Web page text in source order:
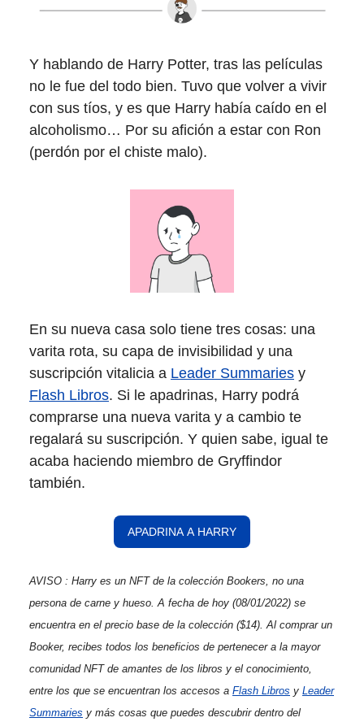
Y hablando de Harry Potter, tras las películas
no le fue del todo bien. Tuvo que volver a vivir
con sus tíos, y es que Harry había caído en el
alcoholismo… Por su afición a estar con Ron
(perdón por el chiste malo).
En su nueva casa solo tiene tres cosas: una
varita rota, su capa de invisibilidad y una
suscripción vitalicia a Leader Summaries y
Flash Libros. Si le apadrinas, Harry podrá
comprarse una nueva varita y a cambio te
regalará su suscripción. Y quien sabe, igual te
acaba haciendo miembro de Gryffindor
también.
APADRINA A HARRY
AVISO : Harry es un NFT de la colección Bookers, no una
persona de carne y hueso. A fecha de hoy (08/01/2022) se
encuentra en el precio base de la colección ($14). Al comprar un
Booker, recibes todos los beneficios de pertenecer a la mayor
comunidad NFT de amantes de los libros y el conocimiento,
entre los que se encuentran los accesos a Flash Libros y Leader
Summaries y más cosas que puedes descubrir dentro del